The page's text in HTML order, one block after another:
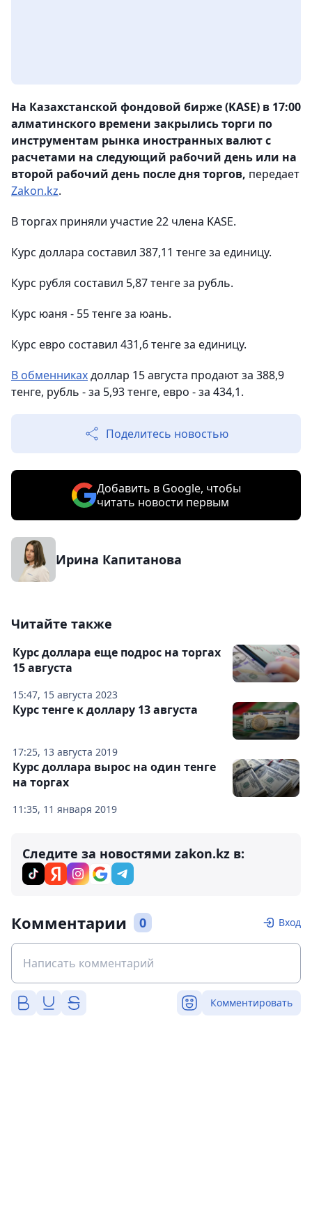
На Казахстанской фондовой бирже (KASE) в 17:00
алматинского времени закрылись торги по
инструментам рынка иностранных валют с
расчетами на следующий рабочий день или на
второй рабочий день после дня торгов, передает
Zakon.kz.
В торгах приняли участие 22 члена KASE.
Курс доллара составил 387,11 тенге за единицу.
Курс рубля составил 5,87 тенге за рубль.
Курс юаня - 55 тенге за юань.
Курс евро составил 431,6 тенге за единицу.
В обменникахдоллар 15 августа продают за 388,9
тенге, рубль - за 5,93 тенге, евро - за 434,1.
Поделитесь новостью
Добавить в Google, чтобы
читать новости первым
Ирина Капитанова
Читайте также
15:47, 15 августа 2023
Курс доллара еще подрос на торгах
15 августа
17:25, 13 августа 2019
Курс тенге к доллару 13 августа
11:35, 11 января 2019
Курс доллара вырос на один тенге
на торгах
Следите за новостями zakon.kz в:
Комментарии 0 Вход
Комментировать